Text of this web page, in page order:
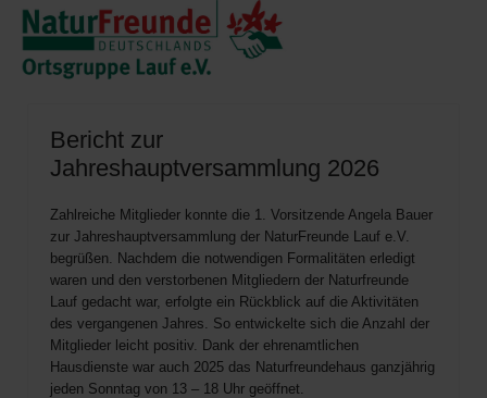
Bericht zur
Jahreshauptversammlung 2026
Zahlreiche Mitglieder konnte die 1. Vorsitzende Angela Bauer
zur Jahreshauptversammlung der NaturFreunde Lauf e.V.
begrüßen. Nachdem die notwendigen Formalitäten erledigt
waren und den verstorbenen Mitgliedern der Naturfreunde
Lauf gedacht war, erfolgte ein Rückblick auf die Aktivitäten
des vergangenen Jahres. So entwickelte sich die Anzahl der
Mitglieder leicht positiv. Dank der ehrenamtlichen
Hausdienste war auch 2025 das Naturfreundehaus ganzjährig
jeden Sonntag von 13 – 18 Uhr geöffnet.